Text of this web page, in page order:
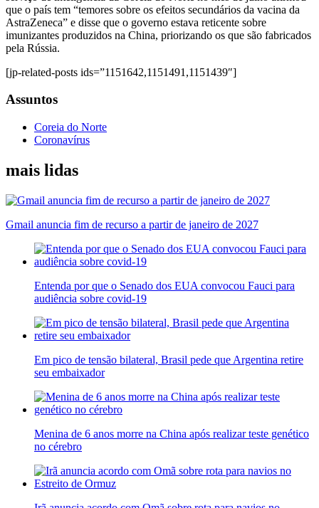
que o país tem “temores sobre os efeitos secundários da vacina da
AstraZeneca” e disse que o governo estava reticente sobre
imunizantes produzidos na China, priorizando os que são fabricados
pela Rússia.
[jp-related-posts ids=”1151642,1151491,1151439″]
Assuntos
Coreia do Norte
Coronavírus
mais lidas
Gmail anuncia fim de recurso a partir de janeiro de 2027
Entenda por que o Senado dos EUA convocou Fauci para
audiência sobre covid-19
Em pico de tensão bilateral, Brasil pede que Argentina retire
seu embaixador
Menina de 6 anos morre na China após realizar teste genético
no cérebro